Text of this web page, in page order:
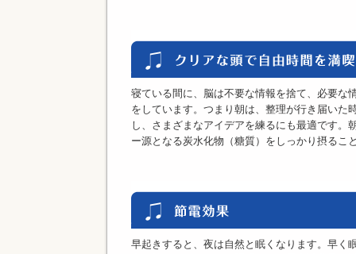
寝ている間に、脳は不要な情報を捨て、必要な
をしています。つまり朝は、整理が行き届いた
し、さまざまなアイデアを練るにも最適です。
ー源となる炭水化物（糖質）をしっかり摂るこ
早起きすると、夜は自然と眠くなります。早く